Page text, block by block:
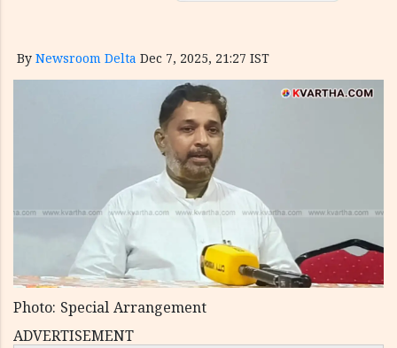
By Newsroom Delta Dec 7, 2025, 21:27 IST
Photo: Special Arrangement
ADVERTISEMENT